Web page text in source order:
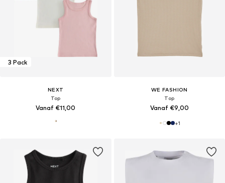
3 Pack
NEXT
Top
Vanaf €11,00
WE FASHION
Top
Vanaf €9,00
+1